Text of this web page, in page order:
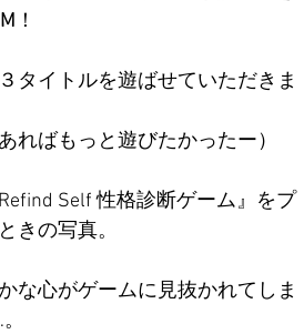
！
タイトルを遊ばせていただきま
ればもっと遊びたかったー）
Self 性格診断ゲーム』をプ
きの写真。
な心がゲームに見抜かれてしま